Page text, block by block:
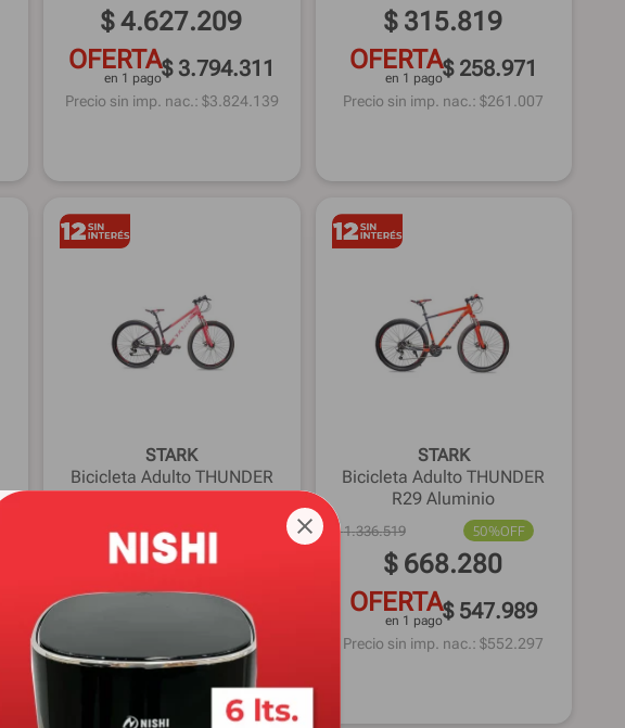
$ 4.627.209
OFERTA
en 1 pago$ 3.794.311
Precio sin imp. nac.: $3.824.139
$ 315.819
OFERTA
en 1 pago$ 258.971
Precio sin imp. nac.: $261.007
STARK
Bicicleta Adulto THUNDER
R29 Aluminio
.119 48%
$ 668.259
OFERTA $ 547.972
552.280
STARK
Bicicleta Adulto THUNDER
R29 Aluminio
$ 1.336.519 50%OFF
$ 668.280
OFERTA
en 1 pago$ 547.989
Precio sin imp. nac.: $552.297